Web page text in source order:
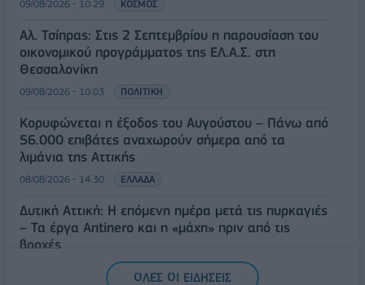
09/08/2026 - 10:29 ΚΟΣΜΟΣ
Αλ. Τσίπρας: Στις 2 Σεπτεμβρίου η παρουσίαση του
οικονομικού προγράμματος της ΕΛ.Α.Σ. στη
Θεσσαλονίκη
09/08/2026 - 10:03 ΠΟΛΙΤΙΚΗ
Κορυφώνεται η έξοδος του Αυγούστου – Πάνω από
56.000 επιβάτες αναχωρούν σήμερα από τα
λιμάνια της Αττικής
08/08/2026 - 14:30 ΕΛΛΑΔΑ
Δυτική Αττική: Η επόμενη ημέρα μετά τις πυρκαγιές
– Τα έργα Antinero και η «μάχη» πριν από τις
βροχές
ΕΛΛΑΔΑ
ΟΛΕΣ ΟΙ ΕΙΔΗΣΕΙΣ